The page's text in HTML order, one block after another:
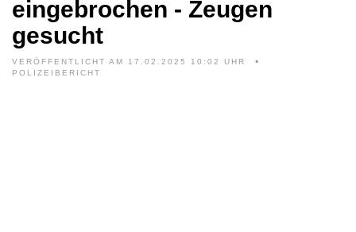
eingebrochen - Zeugen
gesucht
VERÖFFENTLICHT AM 17.02.2025 10:02 UHR
POLIZEIBERICHT